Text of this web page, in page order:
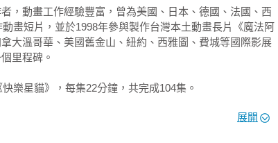
，動畫工作經驗豐富，曾為美國、日本、德國、法國、西
畫短片，並於1998年參與製作台灣本土動畫長片《魔法阿
大溫哥華、美國舊金山、紐約、西雅圖、費城等國際影展
里程碑。
樂星貓》，每集22分鐘，共完成104集。
展開